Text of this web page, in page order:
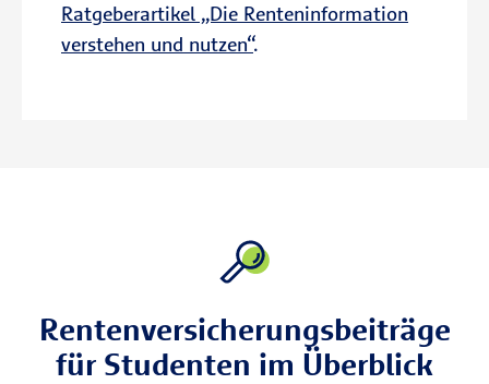
Ratgeberartikel „Die Renteninformation
verstehen und nutzen“.
Rentenversicherungsbeiträge
für Studenten im Überblick